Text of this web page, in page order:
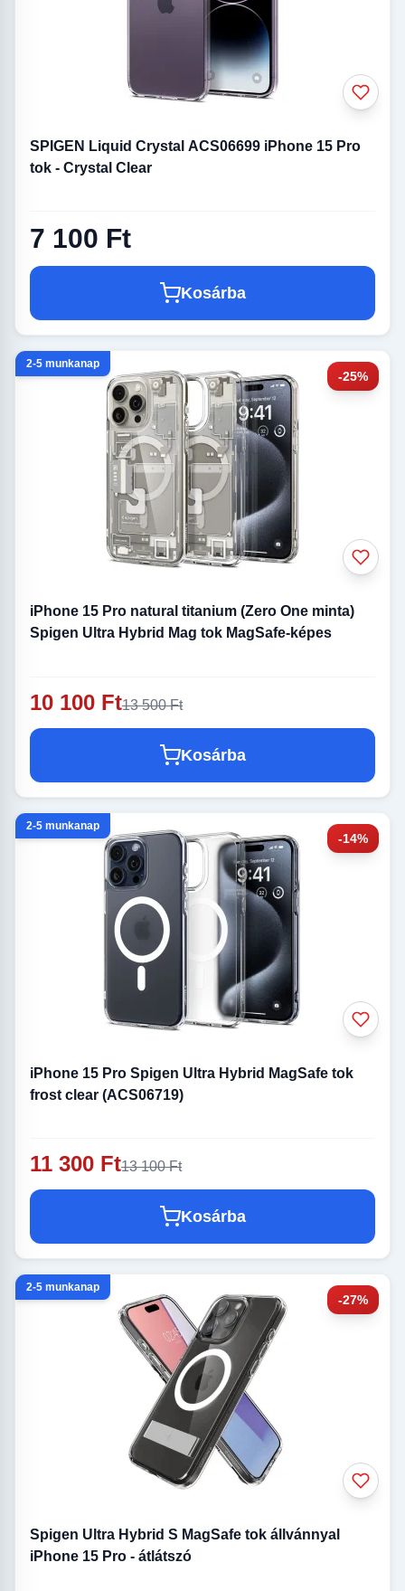
SPIGEN Liquid Crystal ACS06699 iPhone 15 Pro
tok - Crystal Clear
7 100 Ft
Kosárba
-25%
2-5 munkanap
iPhone 15 Pro natural titanium (Zero One minta)
Spigen Ultra Hybrid Mag tok MagSafe-képes
10 100 Ft13 500 Ft
Kosárba
-14%
2-5 munkanap
iPhone 15 Pro Spigen Ultra Hybrid MagSafe tok
frost clear (ACS06719)
11 300 Ft13 100 Ft
Kosárba
-27%
2-5 munkanap
Spigen Ultra Hybrid S MagSafe tok állvánnyal
iPhone 15 Pro - átlátszó